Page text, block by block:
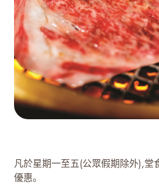
凡於星期一至五(公眾假期除外),
優惠。